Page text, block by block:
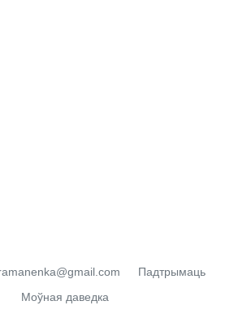
Падтрымаць
Моўная даведка